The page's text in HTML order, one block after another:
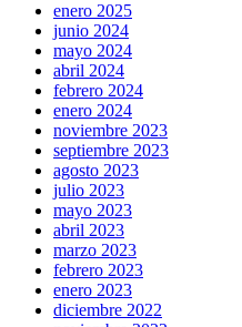
enero 2025
junio 2024
mayo 2024
abril 2024
febrero 2024
enero 2024
noviembre 2023
septiembre 2023
agosto 2023
julio 2023
mayo 2023
abril 2023
marzo 2023
febrero 2023
enero 2023
diciembre 2022